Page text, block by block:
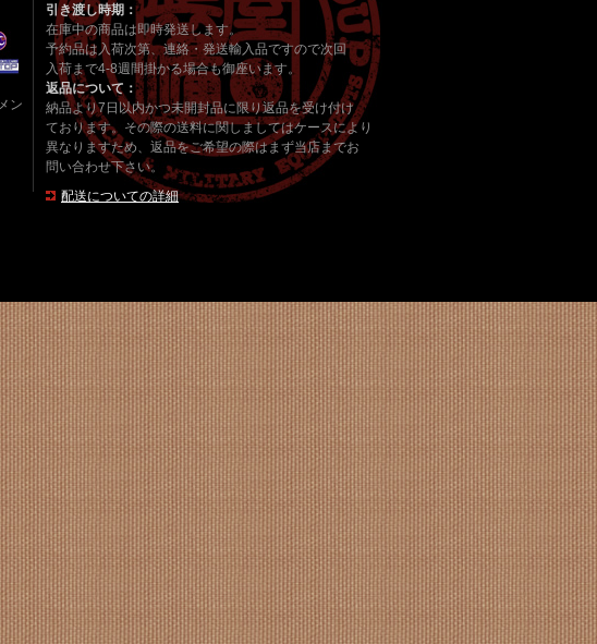
ン
引き渡し時期：
在庫中の商品は即時発送します。
予約品は入荷次第、連絡・発送輸入品ですので次回
入荷まで4-8週間掛かる場合も御座います。
返品について：
納品より7日以内かつ未開封品に限り返品を受け付け
ております。その際の送料に関しましてはケースにより
異なりますため、返品をご希望の際はまず当店までお
問い合わせ下さい。
配送についての詳細